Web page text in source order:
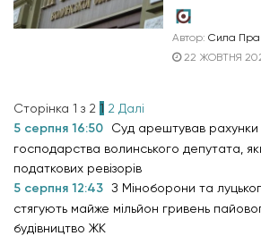
Автор: Сила
22 ЖОВТНЯ
Сторінка 1 з 2 1 2 Далі
5 серпня 16:50
Суд арештував
господарства волинського депутата,
податкових ревізорів
5 серпня 12:43 З Міноборони та
стягують майже мільйон гривень
будівництво ЖК